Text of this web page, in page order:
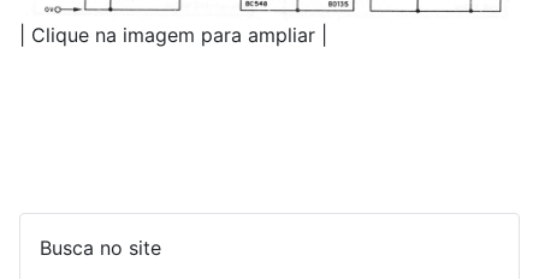
| Clique na imagem para ampliar |
Busca no site